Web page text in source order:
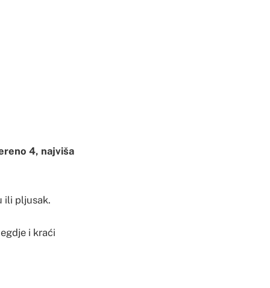
4, najviša
ili pljusak.
i kraći